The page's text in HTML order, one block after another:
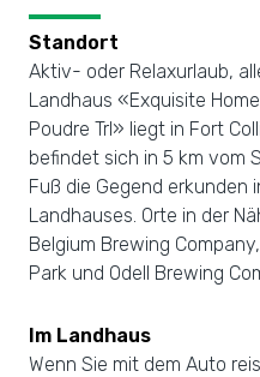
Standort
Aktiv- oder Relaxurlaub,
Landhaus «Exquisite
Poudre Trl» liegt in Fort
befindet sich in 5 km vom
Fuß die Gegend erkunden
Landhauses. Orte in der
Belgium Brewing
Park und Odell Brewing
Im Landhaus
Wenn Sie mit dem Auto